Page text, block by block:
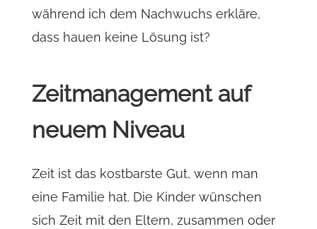
während ich dem Nachwuchs erkläre,
dass hauen keine Lösung ist?
Zeitmanagement auf
neuem Niveau
Zeit ist das kostbarste Gut, wenn man
eine Familie hat. Die Kinder wünschen
sich Zeit mit den Eltern, zusammen oder